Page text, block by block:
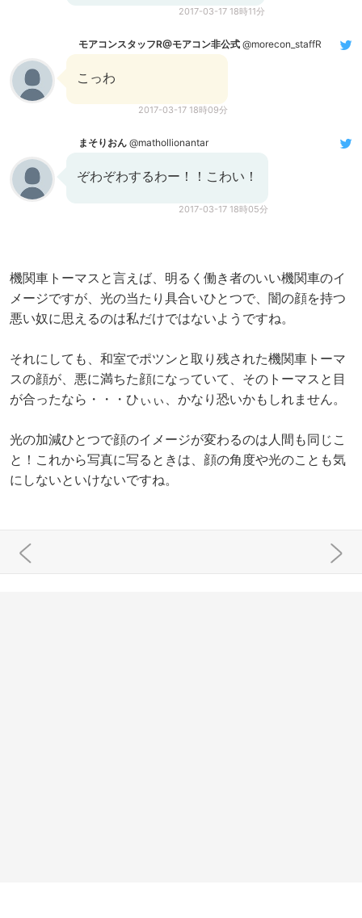
2017-03-17 18時11分
モアコンスタッフR@モアコン非公式 @morecon_staffR
こっわ
2017-03-17 18時09分
まそりおん @mathollionantar
ぞわぞわするわー！！こわい！
2017-03-17 18時05分
機関車トーマスと言えば、明るく働き者のいい機関車のイ
メージですが、光の当たり具合いひとつで、闇の顔を持つ
悪い奴に思えるのは私だけではないようですね。
それにしても、和室でポツンと取り残された機関車トーマ
スの顔が、悪に満ちた顔になっていて、そのトーマスと目
が合ったなら・・・ひぃぃ、かなり恐いかもしれません。
光の加減ひとつで顔のイメージが変わるのは人間も同じこ
と！これから写真に写るときは、顔の角度や光のことも気
にしないといけないですね。